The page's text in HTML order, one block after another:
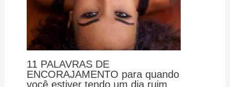
11 PALAVRAS DE
ENCORAJAMENTO para quando
você estiver tendo um dia ruim